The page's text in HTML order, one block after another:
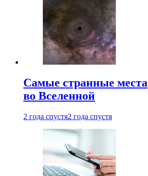
Самые странные места
во Вселенной
2 года спустя2 года спустя